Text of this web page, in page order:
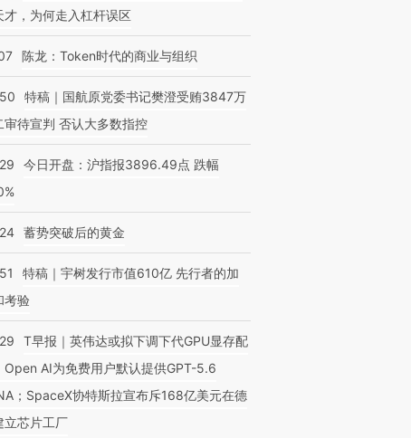
才，为何走入杠杆误区
陈龙：Token时代的商业与组织
特稿｜国航原党委书记樊澄受贿3847万
审待宣判 否认大多数指控
今日开盘：沪指报3896.49点 跌幅
蓄势突破后的黄金
特稿｜宇树发行市值610亿 先行者的加
考验
T早报｜英伟达或拟下调下代GPU显存配
Open AI为免费用户默认提供GPT-5.6
；SpaceX协特斯拉宣布斥168亿美元在德
立芯片工厂